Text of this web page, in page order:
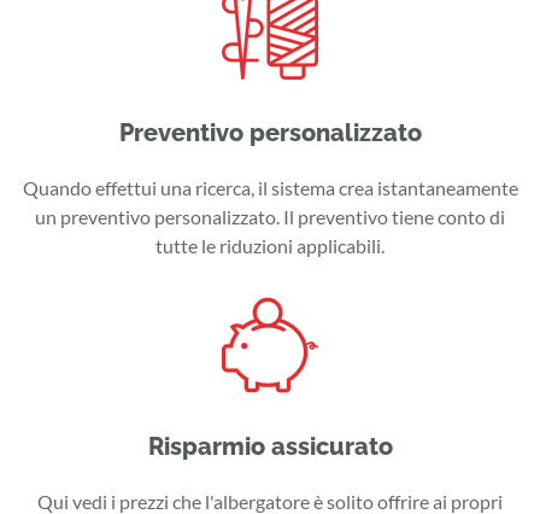
Preventivo personalizzato
Quando effettui una ricerca, il sistema crea istantaneamente
un preventivo personalizzato. Il preventivo tiene conto di
tutte le riduzioni applicabili.
Risparmio assicurato
Qui vedi i prezzi che l'albergatore è solito offrire ai propri